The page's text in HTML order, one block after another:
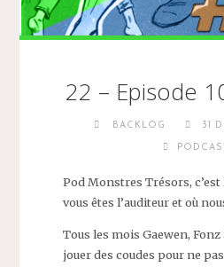
22 – Episode
BACKLOG 31
Pod Monstres Trésors,
vous êtes l’auditeur et où
Tous les mois Gaewen,
jouer des coudes pour ne